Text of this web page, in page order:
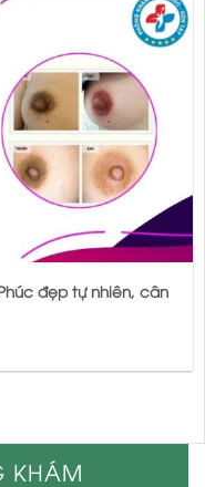
đẹp tự nhiên, cân
KHÁM